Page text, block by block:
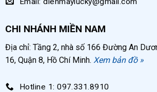
Thông số kỹ thuật máy nén khí
Lucky Sun
CHI NHÁNH MIỀN NAM
Địa chỉ: Tầng 2, nhà số 166 Đường An
16, Quận 8, Hồ Chí Minh. Xem bản đồ »
Hotline 1: 097.331.8910